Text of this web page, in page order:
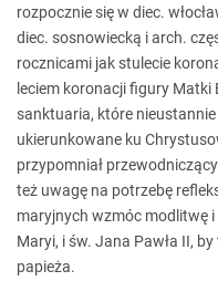
rozpocznie się w diec.
diec. sosnowiecką i arch.
rocznicami jak stulecie
leciem koronacji figury Matki
sanktuaria, które
ukierunkowane ku
przypomniał
też uwagę na potrzebę
maryjnych wzmóc modlitwę
Maryi, i św. Jana Pawła II,
papieża.